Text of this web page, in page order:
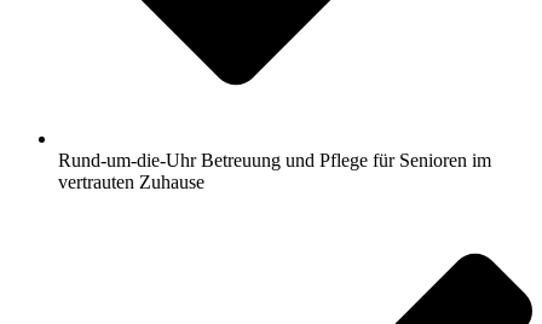
Rund-um-die-Uhr Betreuung und Pflege für Senioren im
vertrauten Zuhause